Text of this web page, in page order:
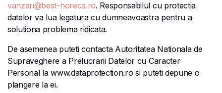
vanzari@best-horeca.ro. Responsabilul cu protectia
datelor va lua legatura cu dumneavoastra pentru a
solutiona problema ridicata.
De asemenea puteti contacta Autoritatea Nationala de
Supraveghere a Prelucrarii Datelor cu Caracter
Personal la www.dataprotection.ro si puteti depune o
plangere la ei.